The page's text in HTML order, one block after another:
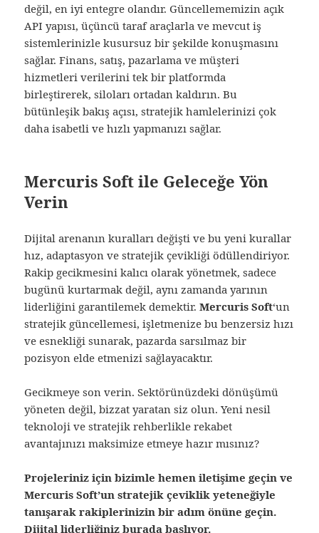
değil, en iyi entegre olandır. Güncellememizin açık
API yapısı, üçüncü taraf araçlarla ve mevcut iş
sistemlerinizle kusursuz bir şekilde konuşmasını
sağlar. Finans, satış, pazarlama ve müşteri
hizmetleri verilerini tek bir platformda
birleştirerek, siloları ortadan kaldırın. Bu
bütünleşik bakış açısı, stratejik hamlelerinizi çok
daha isabetli ve hızlı yapmanızı sağlar.
Mercuris Soft ile Geleceğe Yön
Verin
Dijital arenanın kuralları değişti ve bu yeni kurallar
hız, adaptasyon ve stratejik çevikliği ödüllendiriyor.
Rakip gecikmesini kalıcı olarak yönetmek, sadece
bugünü kurtarmak değil, aynı zamanda yarının
liderliğini garantilemek demektir.Mercuris Soft‘un
stratejik güncellemesi, işletmenize bu benzersiz hızı
ve esnekliği sunarak, pazarda sarsılmaz bir
pozisyon elde etmenizi sağlayacaktır.
Gecikmeye son verin. Sektörünüzdeki dönüşümü
yöneten değil, bizzat yaratan siz olun. Yeni nesil
teknoloji ve stratejik rehberlikle rekabet
avantajınızı maksimize etmeye hazır mısınız?
Projeleriniz için bizimle hemen iletişime geçin ve
Mercuris Soft’un stratejik çeviklik yeteneğiyle
tanışarak rakiplerinizin bir adım önüne geçin.
Dijital liderliğiniz burada başlıyor.